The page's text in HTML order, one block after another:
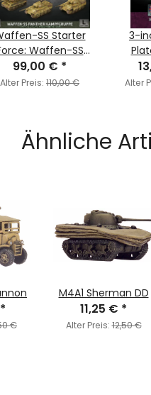
SS Starter
Waffen-SS
Panther
Kampfgruppe
99,00 € *
Alter Preis: 110,00 €
3-
Alter
Ähnliche
*
€
M4A1 Sherman DD
11,25 € *
Alter Preis:12,50 €